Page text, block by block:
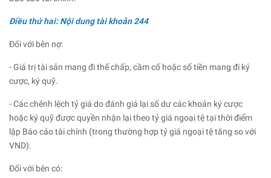
Điều thứ hai: Nội dung tài khoản 244
Đối với bên nợ:
- Giá trị tài sản mang đi thế chấp, cầm cố hoặc số tiền mang đi ký
cược, ký quỹ.
- Các chênh lệch tỷ giá do đánh giá lại số dư các khoản ký cược
hoặc ký quỹ được quyền nhận lại theo tỷ giá ngoại tệ tại thời điểm
lập Báo cáo tài chính (trong thường hợp tỷ giá ngoại tệ tăng so với
VND).
Đối với bên có: